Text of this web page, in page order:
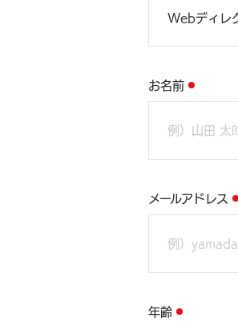
お名前
メールアドレス
年齢